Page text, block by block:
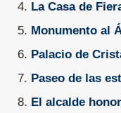
La Casa de
Monumento al
Palacio de
Paseo de las
El alcalde